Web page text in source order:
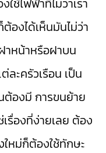
องได้เห็นมันไม่ว่า
าหน้าหรือฝาบน
ละครัวเรือน เป็น
ต้องมี การขนย้าย
รื่องที่ง่ายเลย ต้อง
หม่ก็ต้องใช้ทักษะ